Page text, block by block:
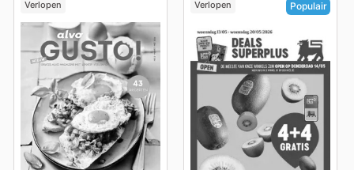
Verlopen Verlopen Populair